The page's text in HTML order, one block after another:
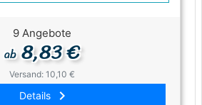
9 Angebote
ab8,83 €
Versand: 10,10 €
Details keyboard_arrow_right